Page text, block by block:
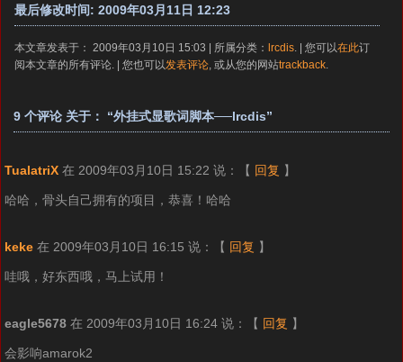
最后修改时间: 2009年03月11日 12:23
本文章发表于： 2009年03月10日 15:03 | 所属分类：lrcdis . | 您可以在此订
阅本文章的所有评论. | 您也可以 发表评论 , 或从您的网站trackback
9 个评论 关于： “外挂式显歌词脚本──lrcdis”
TualatriX 在 2009年03月10日 15:22 说： 【 回复 】
哈哈，骨头自己拥有的项目，恭喜！哈哈
keke 在 2009年03月10日 16:15 说： 【 回复 】
哇哦，好东西哦，马上试用！
eagle5678 在 2009年03月10日 16:24 说： 【 回复 】
会影响amarok2